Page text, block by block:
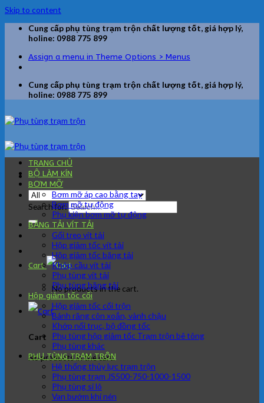
Skip to content
Cung cấp phụ tùng trạm trộn chất lượng tốt, giá hợp lý,
holine: 0988 775 899
Assign a menu in Theme Options > Menus
Cung cấp phụ tùng trạm trộn chất lượng tốt, giá hợp lý,
holine: 0988 775 899
Search for:
Cart
No products in the cart.
Cart
No products in the cart.
TRANG CHỦ
BỘ LÀM KÍN
BƠM MỠ
Bơm mỡ áp cao bằng tay
Bơm mỡ tự động
Phụ kiện bơm mỡ tự động
BĂNG TẢI VÍT TẢI
Gối treo vít tải
Hộp giảm tốc vít tải
Hộp giảm tốc băng tải
Khớp cầu vít tải
Phụ tùng vít tải
Phụ tùng băng tải
Hộp giảm tốc cối
Hộp giảm tốc cối trộn
Bánh răng côn xoắn, vành chậu
Khớp nối trục, bộ đồng tốc
Phụ tùng hộp giảm tốc Trạm trộn bê tông
Phụ tùng khác
PHỤ TÙNG TRẠM TRÔN
Hệ thống thủy lực trạm trộn
Phụ tùng trạm JS500-750-1000-1500
Phụ tùng si lô
Van bướm khí nén